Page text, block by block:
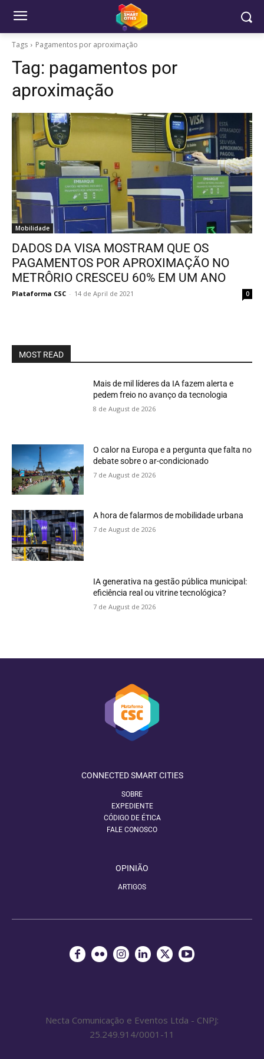
Tags Pagamentos por aproximação
Tag: pagamentos por
aproximação
Mobilidade
DADOS DA VISA MOSTRAM QUE OS
PAGAMENTOS POR APROXIMAÇÃO NO
METRÔRIO CRESCEU 60% EM UM ANO
Plataforma CSC - 14 de April de 2021 0
MOST READ
Mais de mil líderes da IA fazem alerta e
pedem freio no avanço da tecnologia
8 de August de 2026
O calor na Europa e a pergunta que falta no
debate sobre o ar-condicionado
7 de August de 2026
A hora de falarmos de mobilidade urbana
7 de August de 2026
IA generativa na gestão pública municipal:
eficiência real ou vitrine tecnológica?
7 de August de 2026
CONNECTED SMART CITIES
SOBRE
EXPEDIENTE
CÓDIGO DE ÉTICA
FALE CONOSCO
OPINIÃO
ARTIGOS
Necta Comunicação e Eventos Ltda - CNPJ:
25.249.914/0001-11